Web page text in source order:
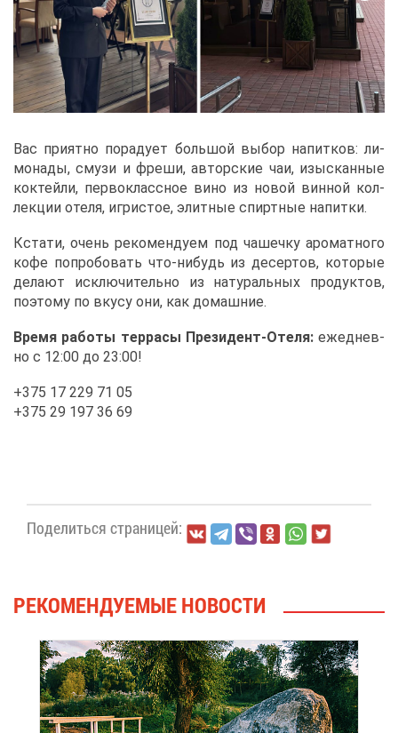
Вас при­ят­но по­ра­ду­ет боль­шой вы­бор на­пит­ков: ли­
мо­на­ды, сму­зи и фре­ши, ав­тор­ские чаи, изыс­кан­ные
кок­тей­ли, пер­во­класс­ное ви­но из но­вой вин­ной кол­
лек­ции оте­ля, иг­ри­стое, элит­ные спирт­ные на­пит­ки.
Кста­ти, очень ре­ко­мен­ду­ем под ча­шеч­ку аро­мат­но­го
ко­фе по­про­бо­вать что-ни­будь из де­сер­тов, ко­то­рые
де­ла­ют ис­клю­чи­тель­но из на­ту­раль­ных про­дук­тов,
по­это­му по вку­су они, как до­маш­ние.
Вре­мя ра­бо­ты тер­ра­сы Пре­зи­дент-Оте­ля:еже­днев­
но с 12:00 до 23:00!
+375 17 229 71 05
+375 29 197 36 69
По­де­лить­ся стра­ни­цей:
РЕ­КО­МЕН­ДУ­Е­МЫЕ НО­ВО­СТИ